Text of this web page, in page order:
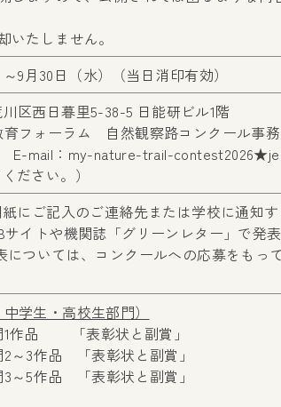
いたしません。
9月30日（水）（当日消印有効）
川区西日暮里5-38-5 日能研ビル1階
育フォーラム 自然観察路コンクール事
E-mail：my-nature-trail-
ださい。）
にご記入のご連絡先または学校に通知
イトや機関誌「グリーンレター」で発表
ついては、コンクールへの応募をもっ
中学生・高校生部門）
作品 「表彰状と副賞」
3作品 「表彰状と副賞」
作品 「表彰状と副賞」